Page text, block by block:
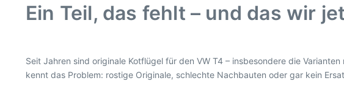
Ein Teil, das fehlt – und das wir
Seit Jahren sind originale Kotflügel für den VW T4 – insbesondere die Varianten
kennt das Problem: rostige Originale, schlechte Nachbauten oder gar kein